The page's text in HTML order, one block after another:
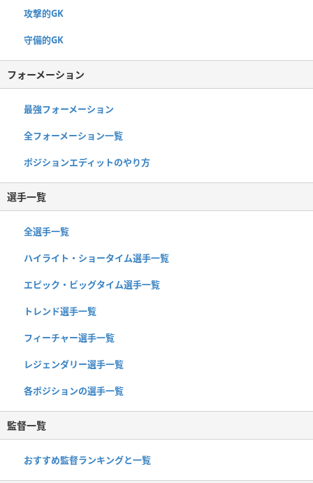
攻撃的GK
守備的GK
フォーメーション
最強フォーメーション
全フォーメーション一覧
ポジションエディットのやり方
選手一覧
全選手一覧
ハイライト・ショータイム選手一覧
エピック・ビッグタイム選手一覧
トレンド選手一覧
フィーチャー選手一覧
レジェンダリー選手一覧
各ポジションの選手一覧
監督一覧
おすすめ監督ランキングと一覧